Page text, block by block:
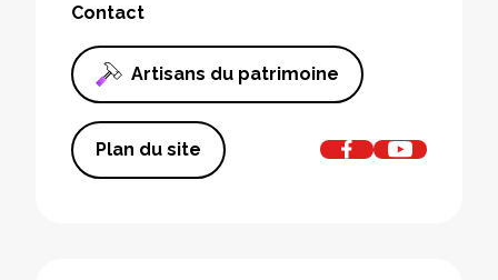
Contact
Artisans du patrimoine
Plan du site